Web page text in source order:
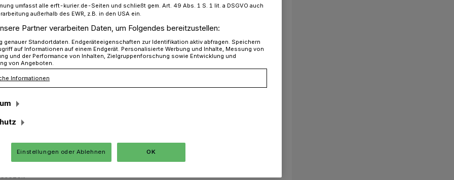
Ernstfall
Operationen werden verschoben“,
Sprecherin des Grevenbroicher
Der akute Magendurchbruch wird
Operation dagegen wird verschoben.
umfasst alle erft-kurier.de-Seiten und schließt gem. Art. 49 Abs. 1 S. 1 lit. a DSGVO auch
außerhalb des EWR, z.B. in den USA ein.
Partner verarbeiten Daten, um Folgendes bereitzustellen:
genauer Standortdaten. Endgeräteeigenschaften zur Identifikation aktiv abfragen. Speichern
auf Informationen auf einem Endgerät. Personalisierte Werbung und Inhalte, Messung von
und der Performance von Inhalten, Zielgruppenforschung sowie Entwicklung und
von Angeboten.
Informationen
Einstellungen oder Ablehnen OK